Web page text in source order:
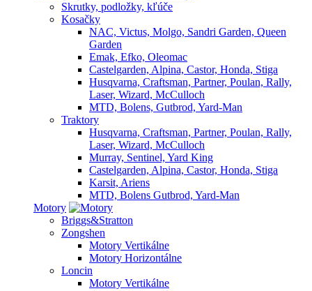
Skrutky, podložky, kľúče
Kosačky
NAC, Victus, Molgo, Sandri Garden, Queen
Garden
Emak, Efko, Oleomac
Castelgarden, Alpina, Castor, Honda, Stiga
Husqvarna, Craftsman, Partner, Poulan, Rally,
Laser, Wizard, McCulloch
MTD, Bolens, Gutbrod, Yard-Man
Traktory
Husqvarna, Craftsman, Partner, Poulan, Rally,
Laser, Wizard, McCulloch
Murray, Sentinel, Yard King
Castelgarden, Alpina, Castor, Honda, Stiga
Karsit, Ariens
MTD, Bolens Gutbrod, Yard-Man
Motory
Briggs&Stratton
Zongshen
Motory Vertikálne
Motory Horizontálne
Loncin
Motory Vertikálne